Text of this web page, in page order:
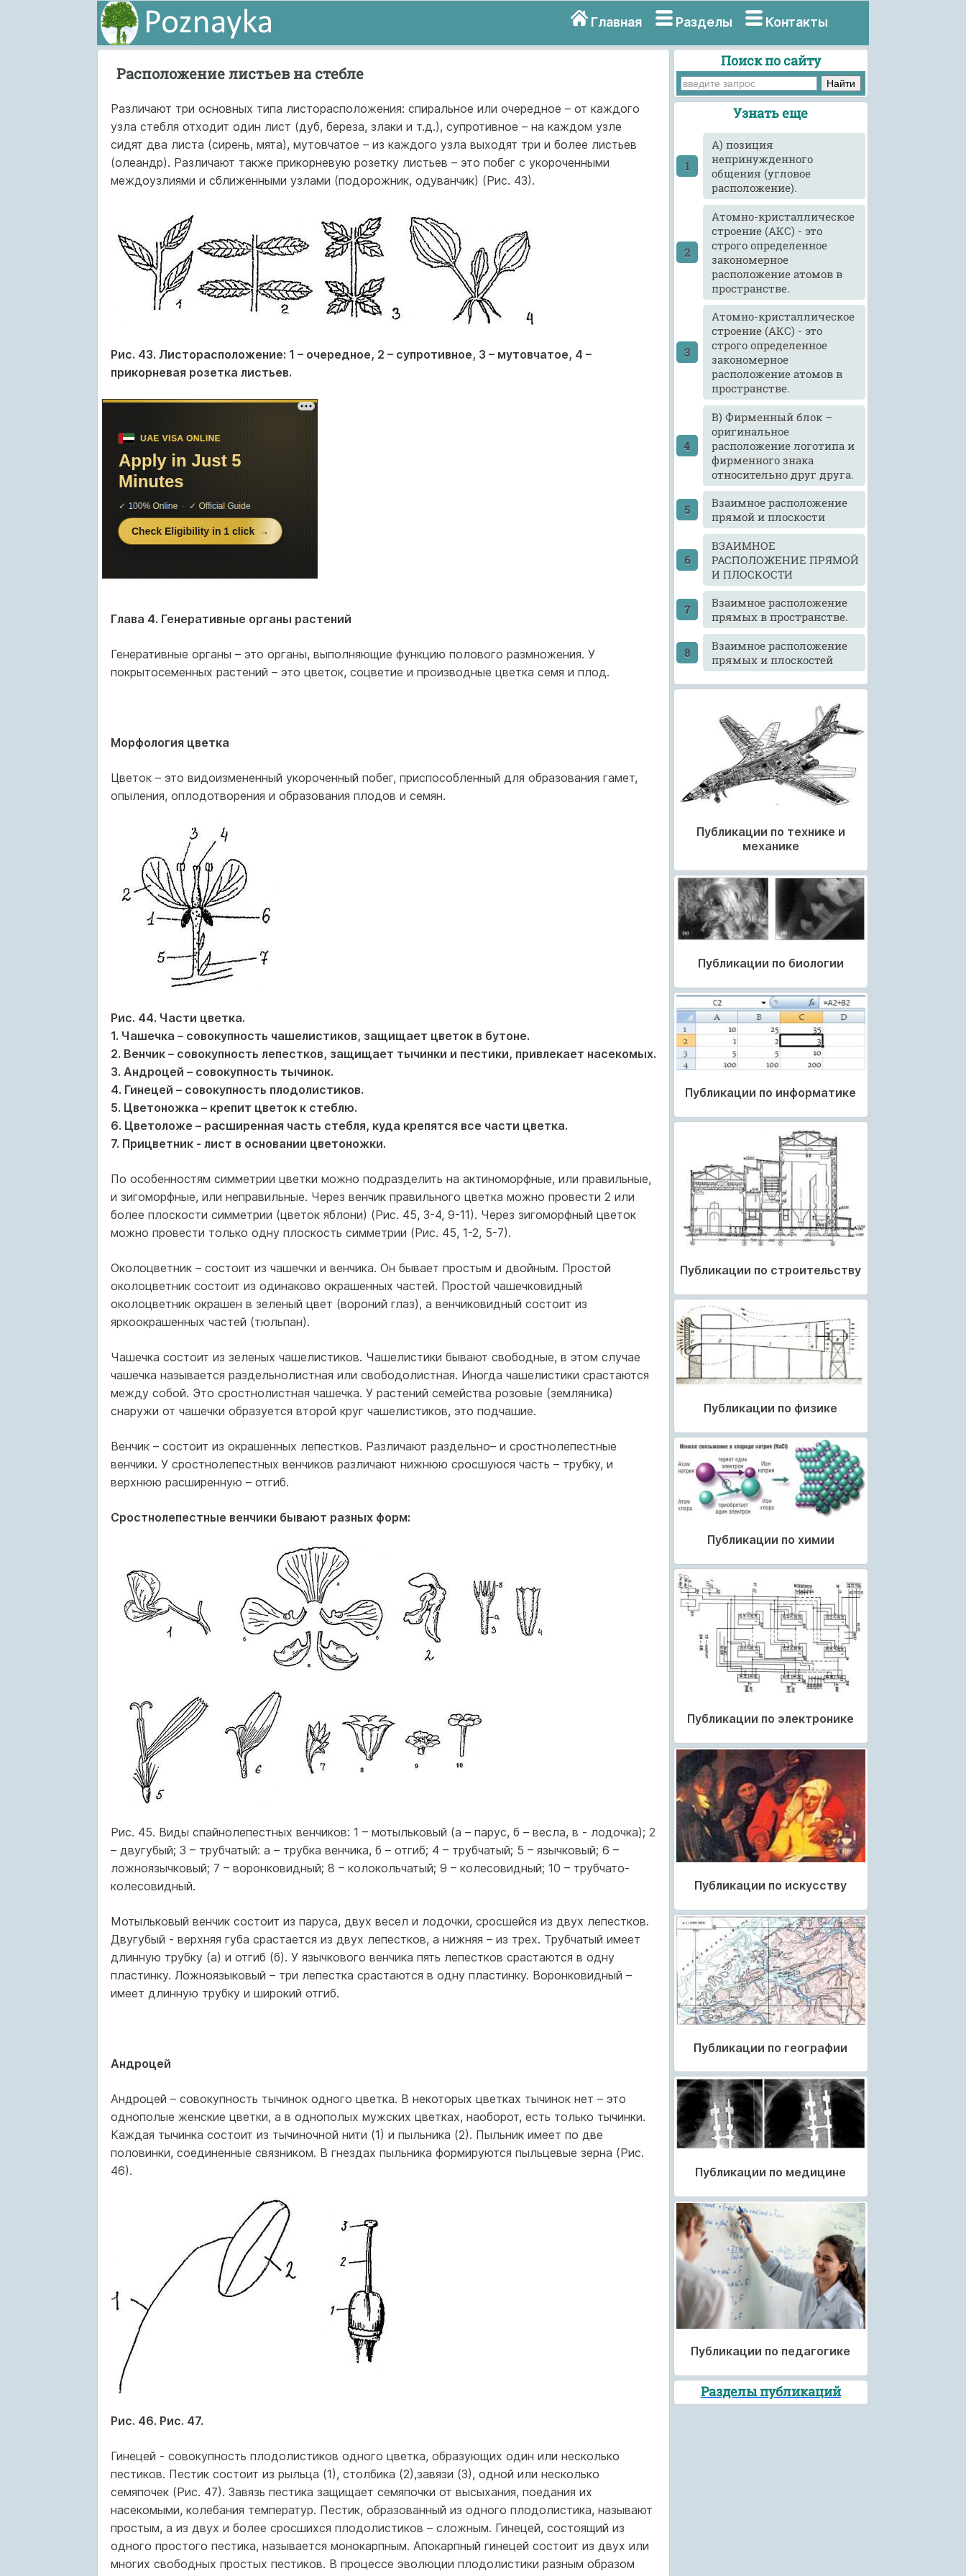
Главная Разделы Контакты
Расположение листьев на стебле
Различают три основных типа листорасположения: спиральное или очередное – от каждого
узла стебля отходит один лист (дуб, береза, злаки и т.д.), супротивное – на каждом узле
сидят два листа (сирень, мята), мутовчатое – из каждого узла выходят три и более листьев
(олеандр). Различают также прикорневую розетку листьев – это побег с укороченными
междоузлиями и сближенными узлами (подорожник, одуванчик) (Рис. 43).
Рис. 43. Листорасположение: 1 – очередное, 2 – супротивное, 3 – мутовчатое, 4 –
прикорневая розетка листьев.
Глава 4. Генеративные органы растений
Генеративные органы – это органы, выполняющие функцию полового размножения. У
покрытосеменных растений – это цветок, соцветие и производные цветка семя и плод.
Морфология цветка
Цветок – это видоизмененный укороченный побег, приспособленный для образования гамет,
опыления, оплодотворения и образования плодов и семян.
Рис. 44. Части цветка.
1. Чашечка – совокупность чашелистиков, защищает цветок в бутоне.
2. Венчик – совокупность лепестков, защищает тычинки и пестики, привлекает насекомых.
3. Андроцей – совокупность тычинок.
4. Гинецей – совокупность плодолистиков.
5. Цветоножка – крепит цветок к стеблю.
6. Цветоложе – расширенная часть стебля, куда крепятся все части цветка.
7. Прицветник - лист в основании цветоножки.
По особенностям симметрии цветки можно подразделить на актиноморфные, или правильные,
и зигоморфные, или неправильные. Через венчик правильного цветка можно провести 2 или
более плоскости симметрии (цветок яблони) (Рис. 45, 3-4, 9-11). Через зигоморфный цветок
можно провести только одну плоскость симметрии (Рис. 45, 1-2, 5-7).
Околоцветник – состоит из чашечки и венчика. Он бывает простым и двойным. Простой
околоцветник состоит из одинаково окрашенных частей. Простой чашечковидный
околоцветник окрашен в зеленый цвет (вороний глаз), а венчиковидный состоит из
яркоокрашенных частей (тюльпан).
Чашечка состоит из зеленых чашелистиков. Чашелистики бывают свободные, в этом случае
чашечка называется раздельнолистная или свободолистная. Иногда чашелистики срастаются
между собой. Это сростнолистная чашечка. У растений семейства розовые (земляника)
снаружи от чашечки образуется второй круг чашелистиков, это подчашие.
Венчик – состоит из окрашенных лепестков. Различают раздельно– и сростнолепестные
венчики. У сростнолепестных венчиков различают нижнюю сросшуюся часть – трубку, и
верхнюю расширенную – отгиб.
Сростнолепестные венчики бывают разных форм:
Рис. 45. Виды спайнолепестных венчиков: 1 – мотыльковый (а – парус, б – весла, в - лодочка); 2
– двугубый; 3 – трубчатый: а – трубка венчика, б – отгиб; 4 – трубчатый; 5 – язычковый; 6 –
ложноязычковый; 7 – воронковидный; 8 – колокольчатый; 9 – колесовидный; 10 – трубчато-
колесовидный.
Мотыльковый венчик состоит из паруса, двух весел и лодочки, сросшейся из двух лепестков.
Двугубый - верхняя губа срастается из двух лепестков, а нижняя – из трех. Трубчатый имеет
длинную трубку (а) и отгиб (б). У язычкового венчика пять лепестков срастаются в одну
пластинку. Ложноязыковый – три лепестка срастаются в одну пластинку. Воронковидный –
имеет длинную трубку и широкий отгиб.
Андроцей
Андроцей – совокупность тычинок одного цветка. В некоторых цветках тычинок нет – это
однополые женские цветки, а в однополых мужских цветках, наоборот, есть только тычинки.
Каждая тычинка состоит из тычиночной нити (1) и пыльника (2). Пыльник имеет по две
половинки, соединенные связником. В гнездах пыльника формируются пыльцевые зерна (Рис.
46).
Рис. 46. Рис. 47.
Гинецей - совокупность плодолистиков одного цветка, образующих один или несколько
пестиков. Пестик состоит из рыльца (1), столбика (2),завязи (3), одной или несколько
семяпочек (Рис. 47). Завязь пестика защищает семяпочки от высыхания, поедания их
насекомыми, колебания температур. Пестик, образованный из одного плодолистика, называют
простым, а из двух и более сросшихся плодолистиков – сложным. Гинецей, состоящий из
одного простого пестика, называется монокарпным. Апокарпный гинецей состоит из двух или
многих свободных простых пестиков. В процессе эволюции плодолистики разным образом
Поиск по сайту
Узнать еще
А) позиция
непринужденного
общения (угловое
расположение).
Атомно-кристаллическое
строение (АКС) - это
строго определенное
закономерное
расположение атомов в
пространстве.
Атомно-кристаллическое
строение (АКС) - это
строго определенное
закономерное
расположение атомов в
пространстве.
В) Фирменный блок –
оригинальное
расположение логотипа и
фирменного знака
относительно друг друга.
Взаимное расположение
прямой и плоскости
ВЗАИМНОЕ
РАСПОЛОЖЕНИЕ ПРЯМОЙ
И ПЛОСКОСТИ
Взаимное расположение
прямых в пространстве.
Взаимное расположение
прямых и плоскостей
Публикации по технике и
механике
Публикации по биологии
Публикации по информатике
Публикации по строительству
Публикации по физике
Публикации по химии
Публикации по электронике
Публикации по искусству
Публикации по географии
Публикации по медицине
Публикации по педагогике
Разделы публикаций